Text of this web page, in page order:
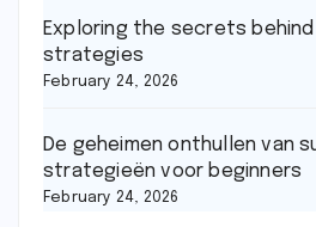
Exploring the secrets
strategies
February 24, 2026
De geheimen onthullen van
strategieën voor beginners
February 24, 2026